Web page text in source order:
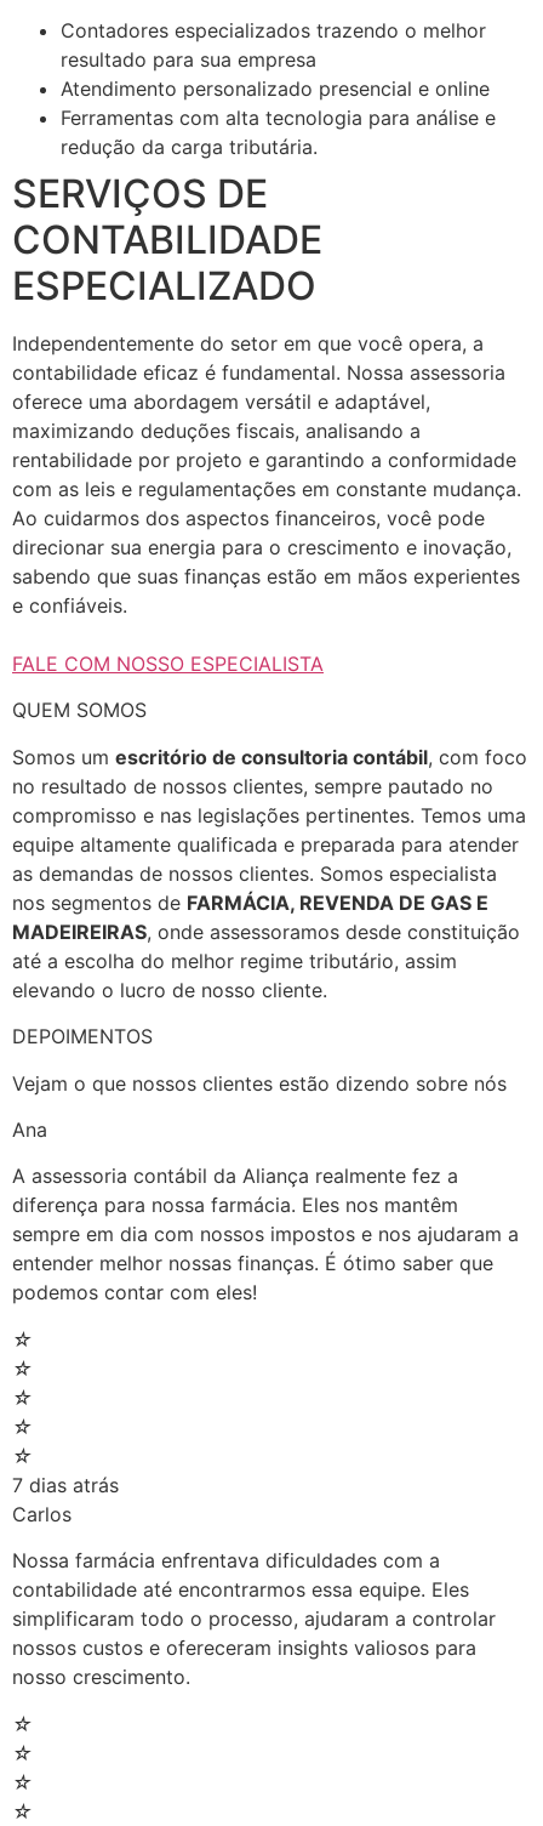
Contadores especializados trazendo o melhor
resultado para sua empresa
Atendimento personalizado presencial e online
Ferramentas com alta tecnologia para análise e
redução da carga tributária.
SERVIÇOS DE
CONTABILIDADE
ESPECIALIZADO
Independentemente do setor em que você opera, a
contabilidade eficaz é fundamental. Nossa assessoria
oferece uma abordagem versátil e adaptável,
maximizando deduções fiscais, analisando a
rentabilidade por projeto e garantindo a conformidade
com as leis e regulamentações em constante mudança.
Ao cuidarmos dos aspectos financeiros, você pode
direcionar sua energia para o crescimento e inovação,
sabendo que suas finanças estão em mãos experientes
e confiáveis.
FALE COM NOSSO ESPECIALISTA
QUEM SOMOS
Somos um escritório de consultoria contábil, com foco
no resultado de nossos clientes, sempre pautado no
compromisso e nas legislações pertinentes. Temos uma
equipe altamente qualificada e preparada para atender
as demandas de nossos clientes. Somos especialista
nos segmentos de FARMÁCIA, REVENDA DE GAS E
MADEIREIRAS, onde assessoramos desde constituição
até a escolha do melhor regime tributário, assim
elevando o lucro de nosso cliente.
DEPOIMENTOS
Vejam o que nossos clientes estão dizendo sobre nós
Ana
A assessoria contábil da Aliança realmente fez a
diferença para nossa farmácia. Eles nos mantêm
sempre em dia com nossos impostos e nos ajudaram a
entender melhor nossas finanças. É ótimo saber que
podemos contar com eles!
☆
☆
☆
☆
☆
7 dias atrás
Carlos
Nossa farmácia enfrentava dificuldades com a
contabilidade até encontrarmos essa equipe. Eles
simplificaram todo o processo, ajudaram a controlar
nossos custos e ofereceram insights valiosos para
nosso crescimento.
☆
☆
☆
☆